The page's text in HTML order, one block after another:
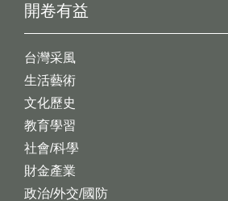
開卷有益
台灣采風
生活藝術
文化歷史
教育學習
社會/科學
財金產業
政治/外交/國防